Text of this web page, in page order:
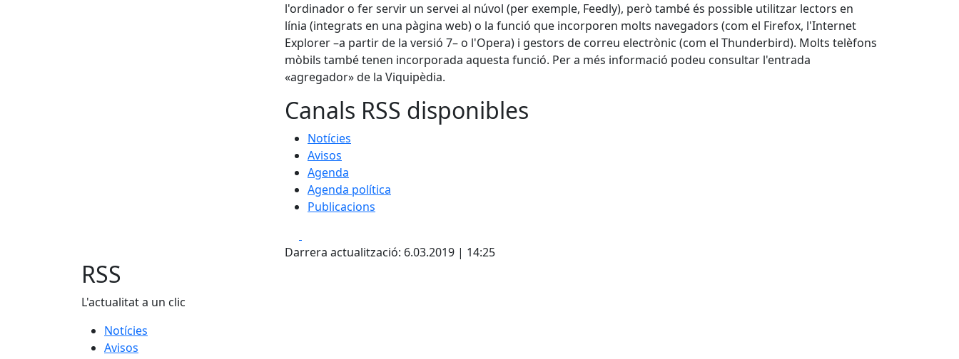
l'ordinador o fer servir un servei al núvol (per exemple, Feedly), però també és possible utilitzar lectors en
línia (integrats en una pàgina web) o la funció que incorporen molts navegadors (com el Firefox, l'Internet
Explorer –a partir de la versió 7– o l'Opera) i gestors de correu electrònic (com el Thunderbird). Molts telèfons
mòbils també tenen incorporada aquesta funció. Per a més informació podeu consultar l'entrada
«agregador» de la Viquipèdia.
Canals RSS disponibles
Notícies
Avisos
Agenda
Agenda política
Publicacions
Darrera actualització: 6.03.2019 | 14:25
RSS
L'actualitat a un clic
Notícies
Avisos